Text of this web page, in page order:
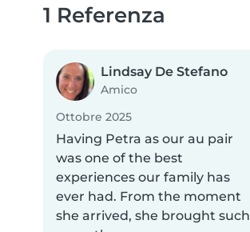
1 Referenza
Lindsay De Stefano
Amico
Ottobre 2025
Having Petra as our au pair
was one of the best
experiences our family has
ever had. From the moment
she arrived, she brought such